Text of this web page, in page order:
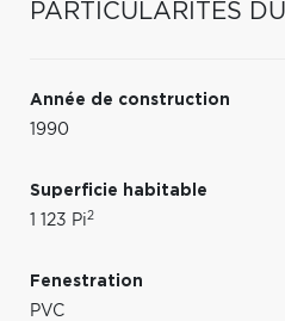
PARTICULARITÉS
Année de construction
1990
Superficie habitable
1 123 Pi2
Fenestration
PVC